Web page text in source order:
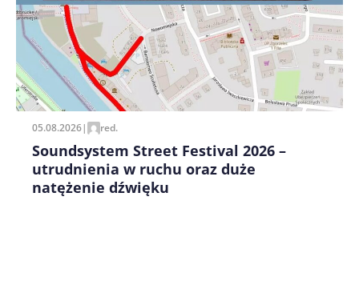
Zapamiętaj moje dane w tej przeglądarce podczas
pisania kolejnych komentarzy.
05.08.2026| red.
Soundsystem Street Festival 2026 –
utrudnienia w ruchu oraz duże
natężenie dźwięku